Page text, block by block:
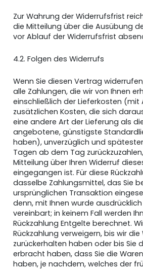
Zur Wahrung der Widerrufsfrist
die Mitteilung über die Ausübung
vor Ablauf der Widerrufsfrist
4.2. Folgen des Widerrufs
Wenn Sie diesen Vertrag
alle Zahlungen, die wir von Ihnen
einschließlich der Lieferkosten (mit
zusätzlichen Kosten, die sich
eine andere Art der Lieferung als
angebotene, günstigste
haben), unverzüglich und
Tagen ab dem Tag
Mitteilung über Ihren Widerruf
eingegangen ist. Für diese
dasselbe Zahlungsmittel, das Sie
ursprünglichen Transaktion
denn, mit Ihnen wurde
vereinbart; in keinem Fall werden
Rückzahlung Entgelte berechnet.
Rückzahlung verweigern, bis wir
zurückerhalten haben oder bis Sie
erbracht haben, dass Sie die
haben, je nachdem, welches der